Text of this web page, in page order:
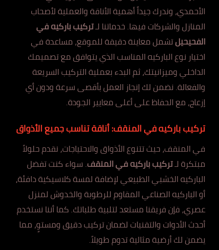
الأحمدي، وندرك جيداً أهمية الأناقة والعملية لأصحاب
المنازل والشركات فيها. خدماتنا لـتركيب باركيه في
الفحيحيلتشمل معاينة دقيقة للموقع، مساعدة في
اختيار نوع الباركيه المناسب الذي يتوافق مع تصميمك
الداخلي وميزانيتك، ثم البدء بعملية التركيب السريعة
والفعالة. نضمن لك إنجاز العمل بأقصى سرعة ودون أي
إزعاج، مع الحفاظ على أعلى معايير الجودة.
تركيب باركيه في المنقف: أناقة تناسب جميع الأذواق
في المنقف، حيث تتنوع الأذواق والاحتياجات، نقدم حلولاً
مبتكرة لـتركيب باركيه في المنقف. سواء كنت تفضل
الباركيه الخشبي الطبيعي لإضافة لمسة كلاسيكية دافئة،
أو الباركيه الصناعي المقاوم للرطوبة والخدوش لمنزل
عصري، فإن فريقنا مستعد لتلبية طلباتك. كما أننا نستخدم
أحدث الأدوات والتقنيات لضمان تركيب دقيق ومستوٍ، مما
يضمن لك أرضية مثالية تدوم طويلاً.